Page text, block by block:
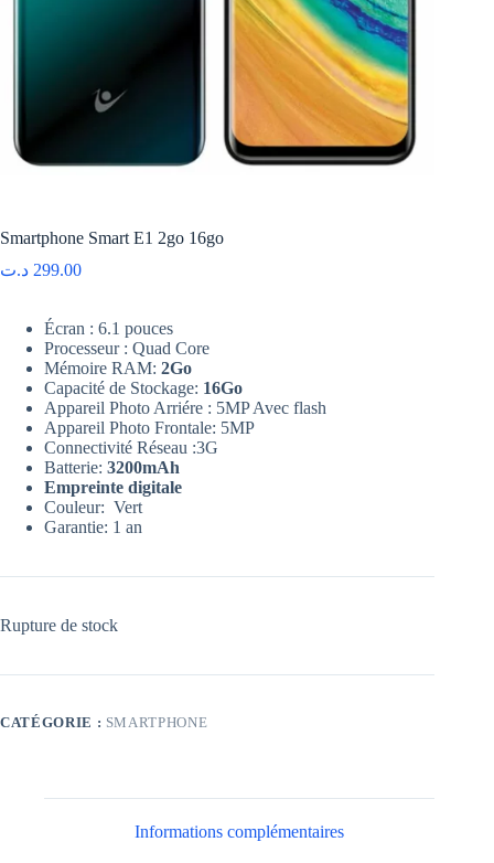
Smartphone Smart E1 2go 16go
299.00 د.ت
Écran : 6.1 pouces
Processeur : Quad Core
Mémoire RAM: 2Go
Capacité de Stockage: 16Go
Appareil Photo Arriére : 5MP Avec flash
Appareil Photo Frontale: 5MP
Connectivité Réseau :3G
Batterie: 3200mAh
Empreinte digitale
Couleur: Vert
Garantie: 1 an
Rupture de stock
CATÉGORIE : SMARTPHONE
Informations complémentaires